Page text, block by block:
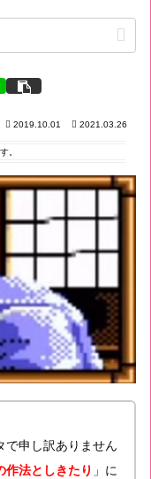
2019.10.01 2021.03.26
。
で申し訳ありません
作法としきたり 」に